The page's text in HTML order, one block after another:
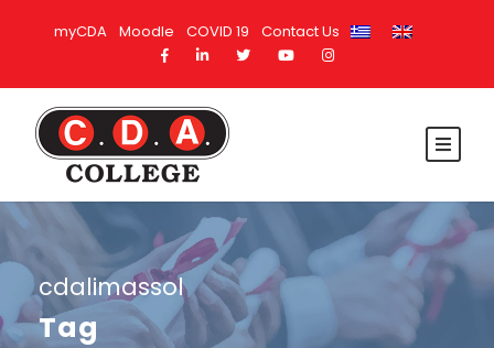
myCDA Moodle COVID 19 Contact Us
cdalimassol
Tag